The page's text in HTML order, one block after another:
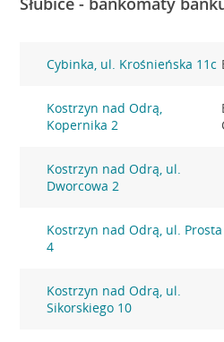
Cybinka, ul. Krośnieńska 11c
Kostrzyn nad Odrą,
Kopernika 2
Kostrzyn nad Odrą, ul.
Dworcowa 2
Kostrzyn nad Odrą, ul. Prosta
4
Kostrzyn nad Odrą, ul.
Sikorskiego 10